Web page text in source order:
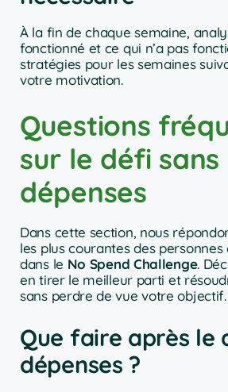
À la fin de chaque semaine,
fonctionné et ce qui n’a pas
stratégies pour les semaines
votre motivation.
Questions
sur le défi sans
dépenses
Dans cette section, nous
les plus courantes des
dans le No Spend Challenge.
en tirer le meilleur parti et
sans perdre de vue votre objectif.
Que faire après le
dépenses ?